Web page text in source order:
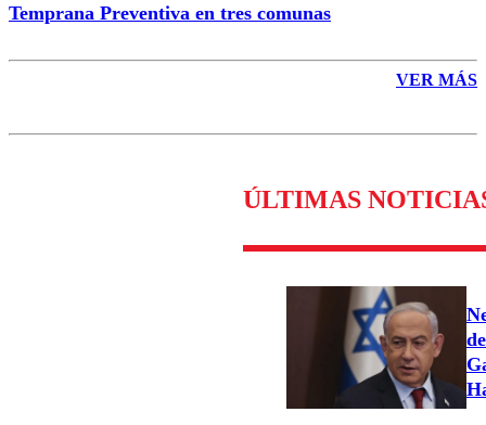
Temprana Preventiva en tres comunas
VER MÁS
ÚLTIMAS